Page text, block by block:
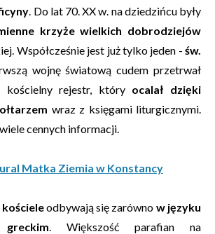
. Do lat 70. XX w. na dziedzińcu były
krzyże wielkich dobrodziejów
Współcześnie jest już tylko jeden - św.
wojnę światową cudem przetrwał
rejestr, który ocalał dzięki
wraz z księgami liturgicznymi.
cennych informacji.
Matka Ziemia w Konstancy
odbywają się zarówno w języku
. Większość parafian na